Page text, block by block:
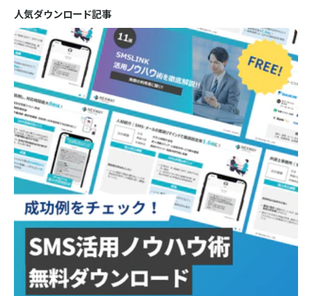
人気ダウンロード記事